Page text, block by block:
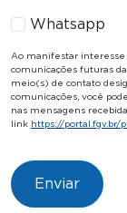
Whatsapp
Ao manifestar interesse
comunicações futuras
meio(s) de contato
comunicações, você
nas mensagens
link https://portal.fgv.br/